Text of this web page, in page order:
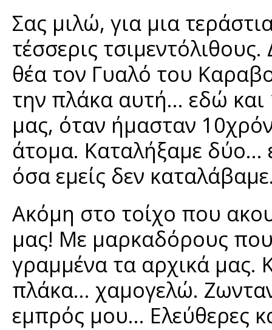
Σας μιλώ, για μια
τέσσερις
θέα τον Γυαλό του
την πλάκα αυτή… εδώ και
μας, όταν ήμασταν
άτομα. Καταλήξαμε δύο…
όσα εμείς δεν
Ακόμη στο τοίχο που
μας! Με μαρκαδόρους
γραμμένα τα αρχικά
πλάκα… χαμογελώ.
εμπρός μου… Ελεύθερες